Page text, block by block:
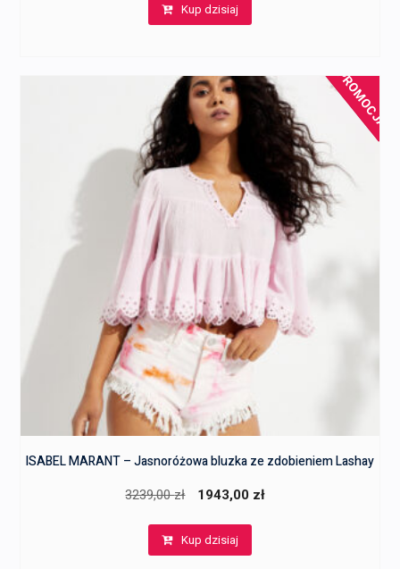
Kup dzisiaj
PROMOCJA!
ISABEL MARANT – Jasnoróżowa bluzka ze zdobieniem Lashay
3239,00zł
Pierwotna
wynosiła:
1943,00 zł
Kup dzisiaj